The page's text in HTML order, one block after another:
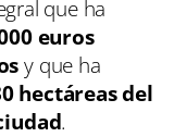
que ha
euros
y que ha
hectáreas del
.